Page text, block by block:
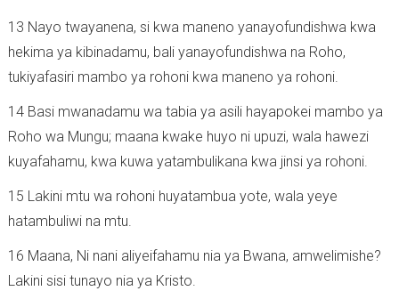
13 Nayo twayanena, si kwa maneno yanayofundishwa kwa
hekima ya kibinadamu, bali yanayofundishwa na Roho,
tukiyafasiri mambo ya rohoni kwa maneno ya rohoni.
14 Basi mwanadamu wa tabia ya asili hayapokei mambo ya
Roho wa Mungu; maana kwake huyo ni upuzi, wala hawezi
kuyafahamu, kwa kuwa yatambulikana kwa jinsi ya rohoni.
15 Lakini mtu wa rohoni huyatambua yote, wala yeye
hatambuliwi na mtu.
16 Maana, Ni nani aliyeifahamu nia ya Bwana, amwelimishe?
Lakini sisi tunayo nia ya Kristo.